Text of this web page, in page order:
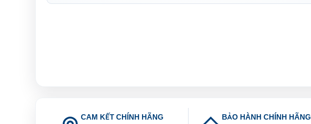
CAM KẾT CHÍNH HÃNG BẢO HÀNH CHÍNH HÃNG